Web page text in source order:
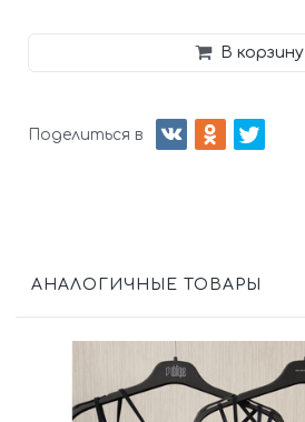
В корзину
Поделиться в
АНАЛОГИЧНЫЕ ТОВАРЫ